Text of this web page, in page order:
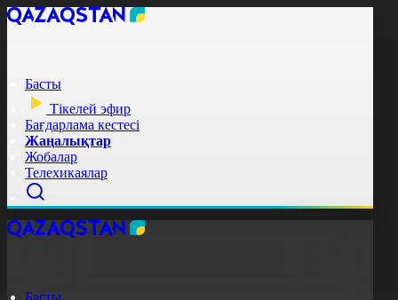
Басты
Тікелей эфир
Бағдарлама кестесі
Жаңалықтар
Жобалар
Телехикаялар
Басты